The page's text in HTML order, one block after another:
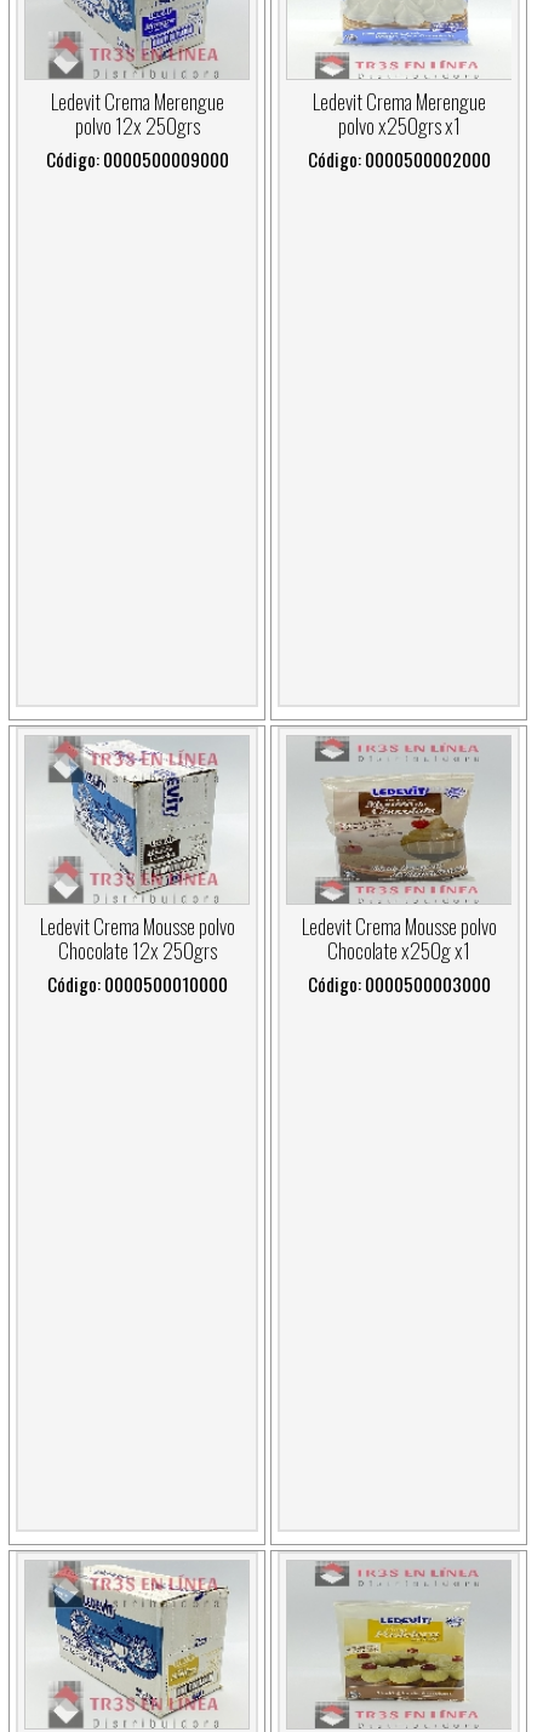
Ledevit Crema Merengue
polvo 12x 250grs
Código: 0000500009000
Ledevit Crema Merengue
polvo x250grs x1
Código: 0000500002000
Ledevit Crema Mousse polvo
Chocolate 12x 250grs
Código: 0000500010000
Ledevit Crema Mousse polvo
Chocolate x250g x1
Código: 0000500003000